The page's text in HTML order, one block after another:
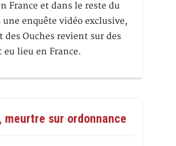
France et dans le reste du
une enquête vidéo exclusive,
des Ouches revient sur des
eu lieu en France.
meurtre sur ordonnance